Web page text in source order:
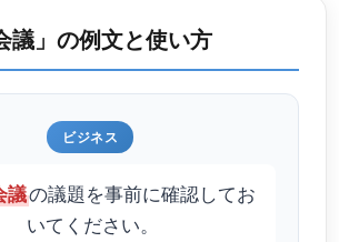
議」の例文と使い方
ビジネス
議の議題を事前に確認してお
いてください。